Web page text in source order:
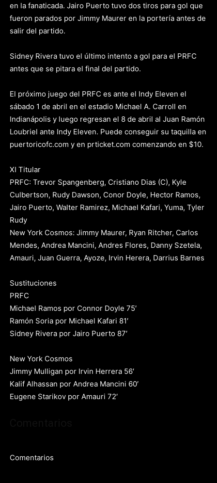
en la fanaticada. Jairo Puerto tuvo dos tiros para gol que
fueron parados por Jimmy Maurer en la portería antes de
salir del partido.
Sidney Rivera tuvo el último intento a gol para el PRFC
antes que se pitara el final del partido.
El próximo juego del PRFC es ante el Indy Eleven el
sábado 1 de abril en el estadio Michael A. Carroll en
Indianápolis y luego regresan el 8 de abril al Juan Ramón
Loubriel ante Indy Eleven. Puede conseguir su taquilla en
puertoricofc.com y en prticket.com comenzando en $10.
XI Titular
PRFC: Trevor Spangenberg, Cristiano Dias (C), Kyle
Culbertson, Rudy Dawson, Conor Doyle, Hector Ramos,
Jairo Puerto, Walter Ramirez, Michael Kafari, Yuma, Tyler
Rudy
New York Cosmos: Jimmy Maurer, Ryan Ritcher, Carlos
Mendes, Andrea Mancini, Andres Flores, Danny Szetela,
Amauri, Juan Guerra, Ayoze, Irvin Herera, Darrius Barnes
Sustituciones
PRFC
Michael Ramos por Connor Doyle 75′
Ramón Soria por Michael Kafari 81′
Sidney Rivera por Jairo Puerto 87′
New York Cosmos
Jimmy Mulligan por Irvin Herrera 56′
Kalif Alhassan por Andrea Mancini 60′
Eugene Starikov por Amauri 72′
Comentarios